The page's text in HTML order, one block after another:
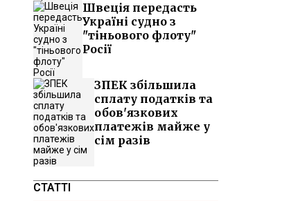
Швеція передасть
Україні судно з
"тіньового флоту"
Росії
ЗПЕК збільшила
сплату податків та
обов'язкових
платежів майже у
сім разів
СТАТТІ